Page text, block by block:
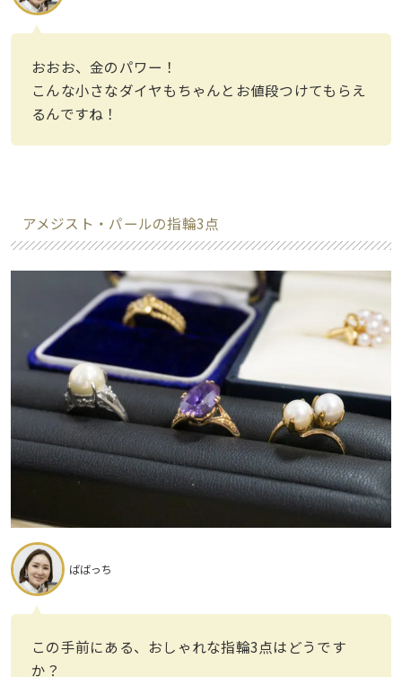
おおお、金のパワー！
こんな小さなダイヤもちゃんとお値段つけてもらえ
るんですね！
アメジスト・パールの指輪3点
ばばっち
この手前にある、おしゃれな指輪3点はどうです
か？